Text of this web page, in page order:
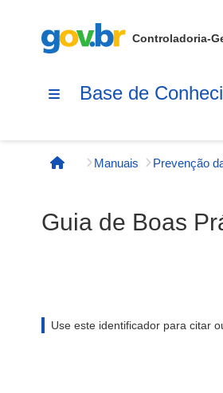
Controladoria-
Base de
Página inicial
Manuais
Guia de Boas
Use este identificador para citar